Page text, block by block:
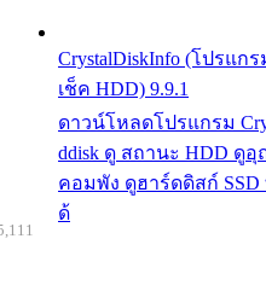
CrystalDiskInfo (โปรแกร
เช็ค HDD) 9.9.1
ดาวน์โหลดโปรแกรม
ddisk ดู สถานะ HDD ดู
คอมพัง ดูฮาร์ดดิสก์ SSD
ด้